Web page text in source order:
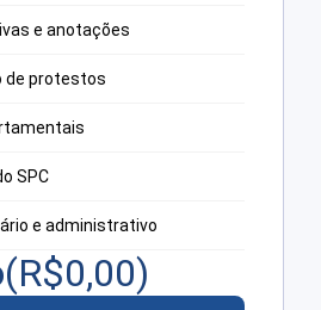
e anotações
de protestos
SPC
e administrativo
(R$0,00)